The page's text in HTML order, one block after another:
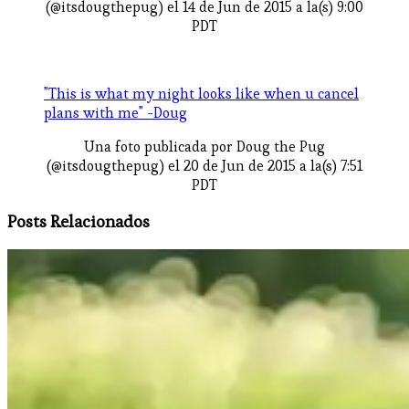
(@itsdougthepug) el 14 de Jun de 2015 a la(s) 9:00
PDT
"This is what my night looks like when u cancel
plans with me" -Doug
Una foto publicada por Doug the Pug
(@itsdougthepug) el 20 de Jun de 2015 a la(s) 7:51
PDT
Posts Relacionados